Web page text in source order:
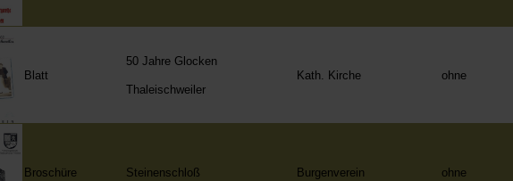
Blatt
50 Jahre Glocken
Thaleischweiler
Kath. Kirche ohne
Broschüre Steinenschloß Burgenverein ohne